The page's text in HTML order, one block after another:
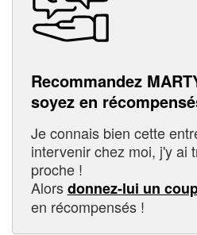
Recommandez
soyez en
Je connais bien cette
intervenir chez moi, j'y ai
proche !
Alorsdonnez-lui un
en récompensés !